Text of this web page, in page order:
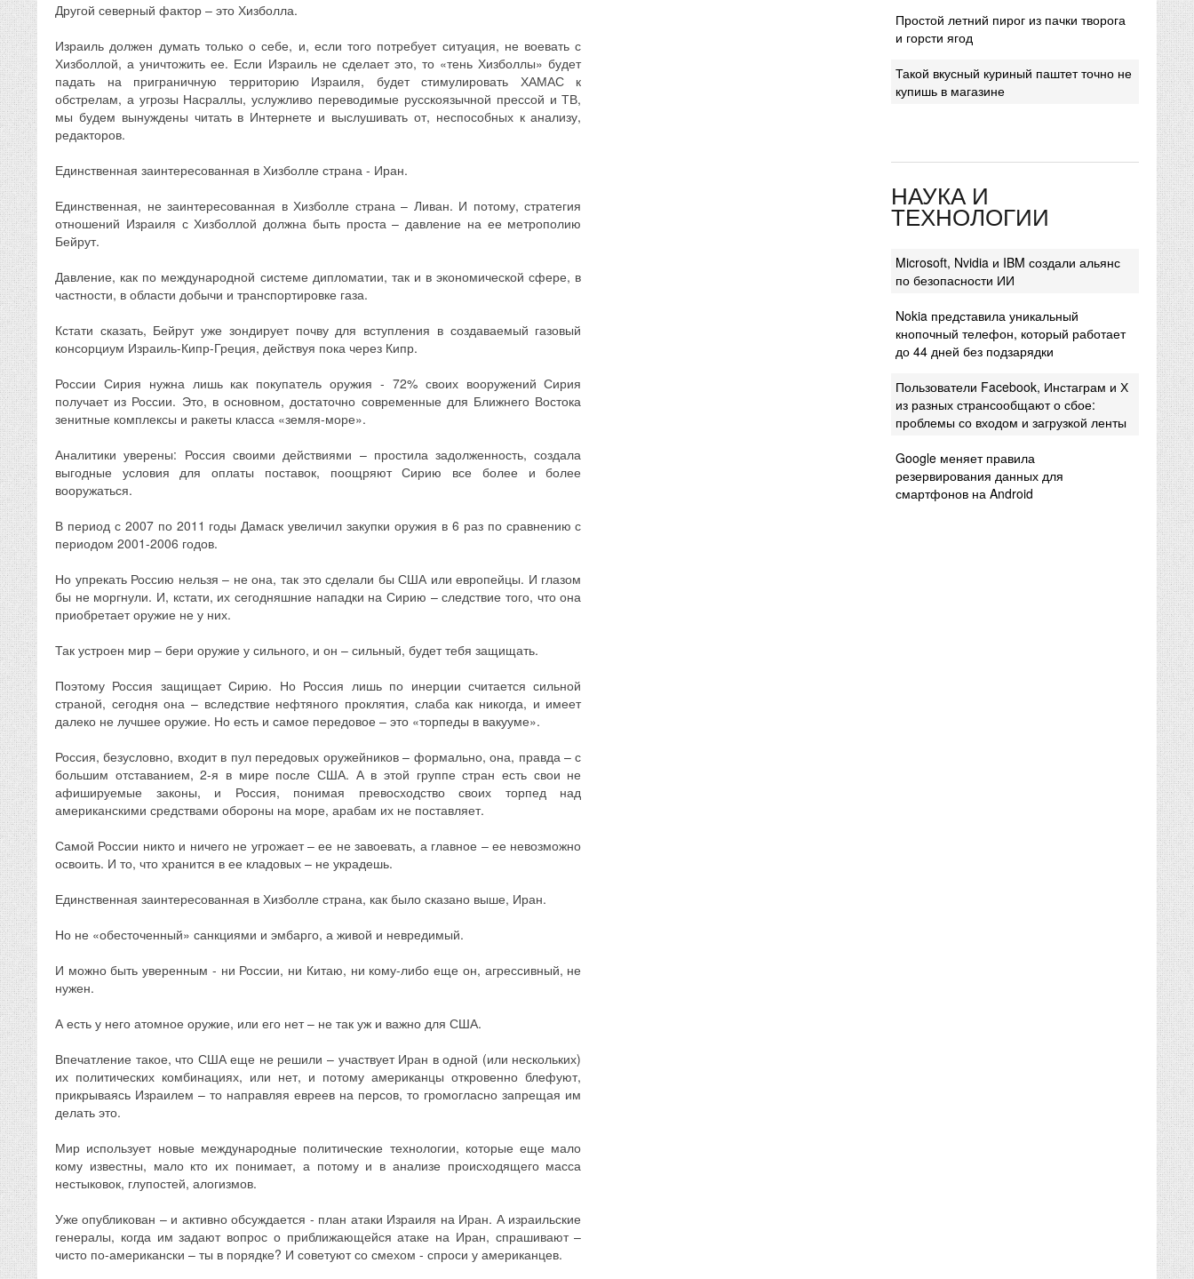
Другой северный фактор – это Хизболла.
Израиль должен думать только о себе, и, если того потребует ситуация, не воевать с
Хизболлой, а уничтожить ее. Если Израиль не сделает это, то «тень Хизболлы» будет
падать на приграничную территорию Израиля, будет стимулировать ХАМАС к
обстрелам, а угрозы Насраллы, услужливо переводимые русскоязычной прессой и ТВ,
мы будем вынуждены читать в Интернете и выслушивать от, неспособных к анализу,
редакторов.
Единственная заинтересованная в Хизболле страна - Иран.
Единственная, не заинтересованная в Хизболле страна – Ливан. И потому, стратегия
отношений Израиля с Хизболлой должна быть проста – давление на ее метрополию
Бейрут.
Давление, как по международной системе дипломатии, так и в экономической сфере, в
частности, в области добычи и транспортировке газа.
Кстати сказать, Бейрут уже зондирует почву для вступления в создаваемый газовый
консорциум Израиль-Кипр-Греция, действуя пока через Кипр.
России Сирия нужна лишь как покупатель оружия - 72% своих вооружений Сирия
получает из России. Это, в основном, достаточно современные для Ближнего Востока
зенитные комплексы и ракеты класса «земля-море».
Аналитики уверены: Россия своими действиями – простила задолженность, создала
выгодные условия для оплаты поставок, поощряют Сирию все более и более
вооружаться.
В период с 2007 по 2011 годы Дамаск увеличил закупки оружия в 6 раз по сравнению с
периодом 2001-2006 годов.
Но упрекать Россию нельзя – не она, так это сделали бы США или европейцы. И глазом
бы не моргнули. И, кстати, их сегодняшние нападки на Сирию – следствие того, что она
приобретает оружие не у них.
Так устроен мир – бери оружие у сильного, и он – сильный, будет тебя защищать.
Поэтому Россия защищает Сирию. Но Россия лишь по инерции считается сильной
страной, сегодня она – вследствие нефтяного проклятия, слаба как никогда, и имеет
далеко не лучшее оружие. Но есть и самое передовое – это «торпеды в вакууме».
Россия, безусловно, входит в пул передовых оружейников – формально, она, правда – с
большим отставанием, 2-я в мире после США. А в этой группе стран есть свои не
афишируемые законы, и Россия, понимая превосходство своих торпед над
американскими средствами обороны на море, арабам их не поставляет.
Самой России никто и ничего не угрожает – ее не завоевать, а главное – ее невозможно
освоить. И то, что хранится в ее кладовых – не украдешь.
Единственная заинтересованная в Хизболле страна, как было сказано выше, Иран.
Но не «обесточенный» санкциями и эмбарго, а живой и невредимый.
И можно быть уверенным - ни России, ни Китаю, ни кому-либо еще он, агрессивный, не
нужен.
А есть у него атомное оружие, или его нет – не так уж и важно для США.
Впечатление такое, что США еще не решили – участвует Иран в одной (или нескольких)
их политических комбинациях, или нет, и потому американцы откровенно блефуют,
прикрываясь Израилем – то направляя евреев на персов, то громогласно запрещая им
делать это.
Мир использует новые международные политические технологии, которые еще мало
кому известны, мало кто их понимает, а потому и в анализе происходящего масса
нестыковок, глупостей, алогизмов.
Уже опубликован – и активно обсуждается - план атаки Израиля на Иран. А израильские
генералы, когда им задают вопрос о приближающейся атаке на Иран, спрашивают –
чисто по-американски – ты в порядке? И советуют со смехом - спроси у американцев.
Простой летний пирог из пачки творога
и горсти ягод
Такой вкусный куриный паштет точно не
купишь в магазине
НАУКА И
ТЕХНОЛОГИИ
Microsoft, Nvidia и IBM создали альянс
по безопасности ИИ
Nokia представила уникальный
кнопочный телефон, который работает
до 44 дней без подзарядки
Пользователи Facebook, Инстаграм и Х
из разных странсообщают о сбое:
проблемы со входом и загрузкой ленты
Google меняет правила
резервирования данных для
смартфонов на Android